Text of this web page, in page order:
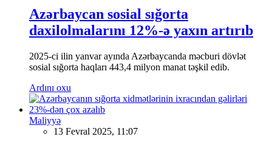
Azərbaycan sosial sığorta
daxilolmalarını 12%-ə yaxın artırıb
2025-ci ilin yanvar ayında Azərbaycanda məcburi dövlət
sosial sığorta haqları 443,4 milyon manat təşkil edib.
Ardını oxu
Maliyyə
13 Fevral 2025, 11:07